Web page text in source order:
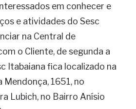
em conhecer e
e atividades do Sesc
na Central de
o Cliente, de segunda a
Itabaiana fica localizado na
Mendonça, 1651, no
Lubich, no Bairro Anísio